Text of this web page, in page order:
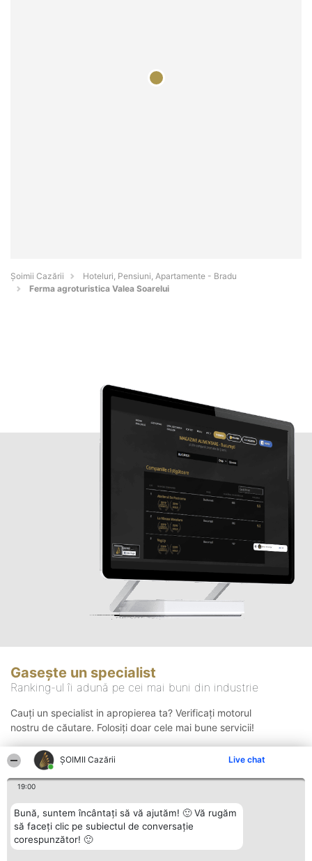
ȘOIMII Cazării Live chat
19:00
Bună, suntem încântați să vă ajutăm! 🙂 Vă rugăm
să faceți clic pe subiectul de conversație
corespunzător! 🙂
Șoimii Cazării
Hoteluri, Pensiuni, Apartamente - Bradu
Ferma agroturistica Valea Soarelui
Gasește un specialist
Ranking-ul îi adună pe cei mai buni din industrie
Cauți un specialist in apropierea ta? Verificați motorul
nostru de căutare. Folosiți doar cele mai bune servicii!